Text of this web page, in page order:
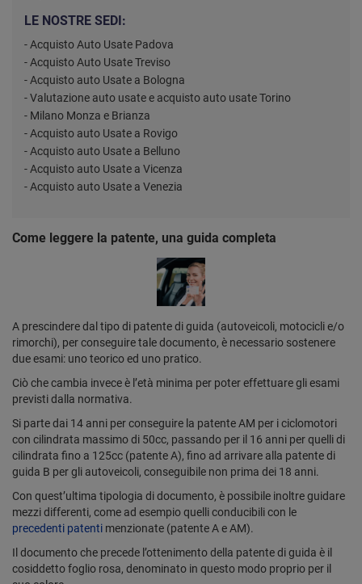
LE NOSTRE SEDI:
- Acquisto Auto Usate Padova
- Acquisto Auto Usate Treviso
- Acquisto auto Usate a Bologna
- Valutazione auto usate e acquisto auto usate Torino
- Milano Monza e Brianza
- Acquisto auto Usate a Rovigo
- Acquisto auto Usate a Belluno
- Acquisto auto Usate a Vicenza
- Acquisto auto Usate a Venezia
Come leggere la patente, una guida completa
A prescindere dal tipo di patente di guida (autoveicoli, motocicli e/o
rimorchi), per conseguire tale documento, è necessario sostenere
due esami: uno teorico ed uno pratico.
Ciò che cambia invece è l’età minima per poter effettuare gli esami
previsti dalla normativa.
Si parte dai 14 anni per conseguire la patente AM per i ciclomotori
con cilindrata massimo di 50cc, passando per il 16 anni per quelli di
cilindrata fino a 125cc (patente A), fino ad arrivare alla patente di
guida B per gli autoveicoli, conseguibile non prima dei 18 anni.
Con quest’ultima tipologia di documento, è possibile inoltre guidare
mezzi differenti, come ad esempio quelli conducibili con le
precedenti patenti menzionate (patente A e AM).
Il documento che precede l’ottenimento della patente di guida è il
cosiddetto foglio rosa, denominato in questo modo proprio per il